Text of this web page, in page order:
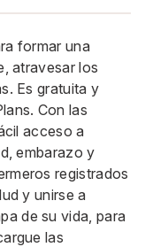
formar una
atravesar los
Es gratuita y
Con las
acceso a
embarazo y
registrados
y unirse a
de su vida, para
las